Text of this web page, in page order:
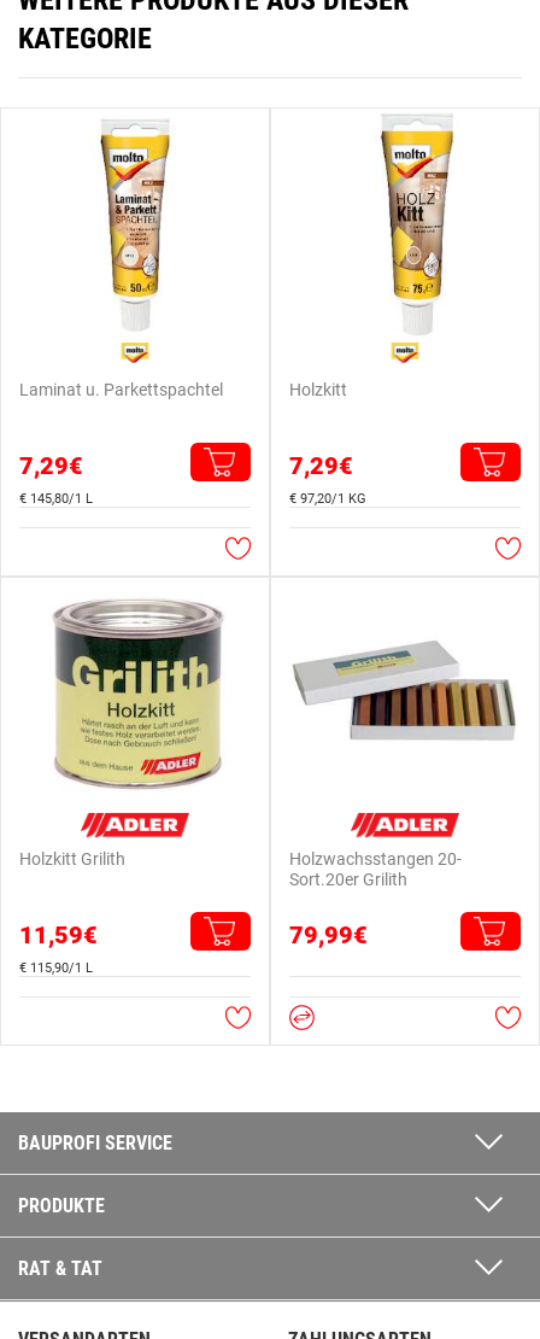
KATEGORIE
Laminat u. Parkettspachtel
7,29€
€ 145,80/1 L
Holzkitt
7,29€
€ 97,20/1 KG
Holzkitt Grilith
11,59€
€ 115,90/1 L
Holzwachsstangen 20-
Sort.20er Grilith
79,99€
BAUPROFI SERVICE
PRODUKTE
RAT & TAT